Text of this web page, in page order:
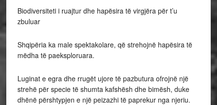
Biodiversiteti i ruajtur dhe hapësira të virgjëra për t’u
zbuluar
Shqipëria ka male spektakolare, që strehojnë hapësira të
mëdha të paeksploruara.
Luginat e egra dhe rrugët ujore të pazbutura ofrojnë një
strehë për specie të shumta kafshësh dhe bimësh, duke
dhënë përshtypjen e një peizazhi të paprekur nga njeriu.